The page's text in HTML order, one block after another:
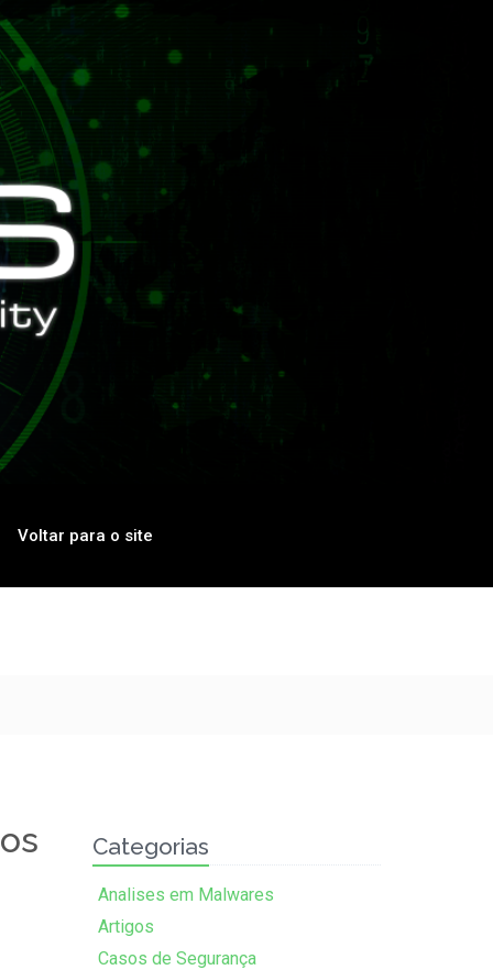
Voltar para o site
Categorias
Analises em Malwares
Artigos
Casos de Segurança